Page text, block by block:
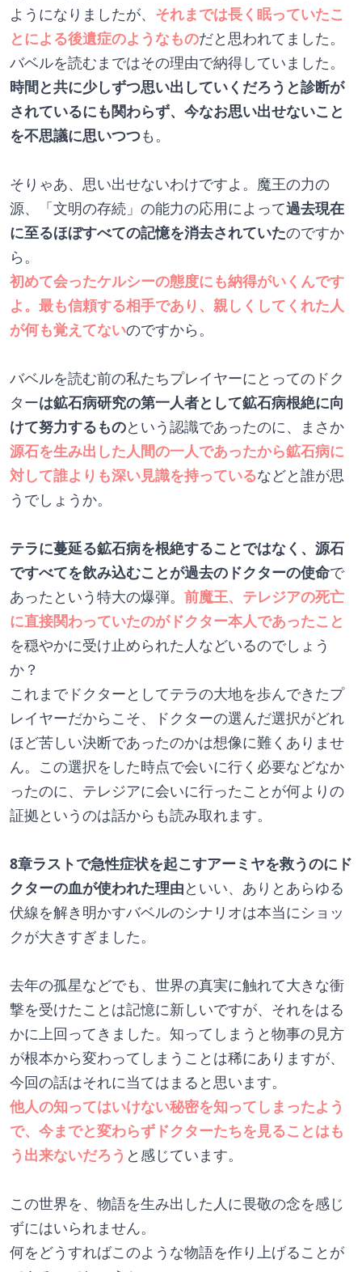
ようになりましたが、 それまでは長く眠っていたこ
とによる後遺症のようなものだと思われてました。
バベルを読むまではその理由で納得していました。
時間と共に少しずつ思い出していくだろうと診断が
されているにも関わらず、今なお思い出せないこと
を不思議に思いつつも。
そりゃあ、思い出せないわけですよ。魔王の力の
源、「文明の存続」の能力の応用によって過去現在
に至るほぼすべての記憶を消去されていたのですか
ら。
初めて会ったケルシーの態度にも納得がいくんです
よ。最も信頼する相手であり、親しくしてくれた人
が何も覚えてないのですから。
バベルを読む前の私たちプレイヤーにとってのドク
ターは鉱石病研究の第一人者として鉱石病根絶に向
けて努力するものという認識であったのに、まさか
源石を生み出した人間の一人であったから鉱石病に
対して誰よりも深い見識を持っているなどと誰が思
うでしょうか。
テラに蔓延る鉱石病を根絶することではなく、源石
ですべてを飲み込むことが過去のドクターの使命で
あったという特大の爆弾。 前魔王、テレジアの死亡
に直接関わっていたのがドクター本人であったこと
を穏やかに受け止められた人などいるのでしょう
か？
これまでドクターとしてテラの大地を歩んできたプ
レイヤーだからこそ、ドクターの選んだ選択がどれ
ほど苦しい決断であったのかは想像に難くありませ
ん。この選択をした時点で会いに行く必要などなか
ったのに、テレジアに会いに行ったことが何よりの
証拠というのは話からも読み取れます。
8章ラストで急性症状を起こすアーミヤを救うのにド
クターの血が使われた理由といい、ありとあらゆる
伏線を解き明かすバベルのシナリオは本当にショッ
クが大きすぎました。
去年の孤星などでも、世界の真実に触れて大きな衝
撃を受けたことは記憶に新しいですが、それをはる
かに上回ってきました。知ってしまうと物事の見方
が根本から変わってしまうことは稀にありますが、
今回の話はそれに当てはまると思います。
他人の知ってはいけない秘密を知ってしまったよう
で、今までと変わらずドクターたちを見ることはも
う出来ないだろう と感じています。
この世界を、物語を生み出した人に畏敬の念を感じ
ずにはいられません。
何をどうすればこのような物語を作り上げることが